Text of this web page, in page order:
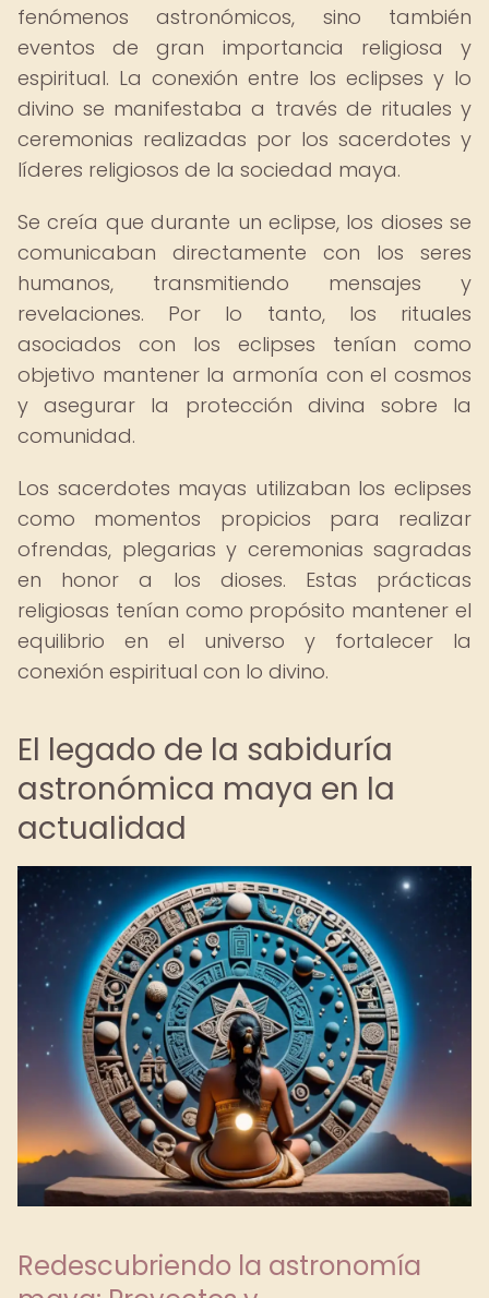
fenómenos astronómicos, sino también
eventos de gran importancia religiosa y
espiritual. La conexión entre los eclipses y lo
divino se manifestaba a través de rituales y
ceremonias realizadas por los sacerdotes y
líderes religiosos de la sociedad maya.
Se creía que durante un eclipse, los dioses se
comunicaban directamente con los seres
humanos, transmitiendo mensajes y
revelaciones. Por lo tanto, los rituales
asociados con los eclipses tenían como
objetivo mantener la armonía con el cosmos
y asegurar la protección divina sobre la
comunidad.
Los sacerdotes mayas utilizaban los eclipses
como momentos propicios para realizar
ofrendas, plegarias y ceremonias sagradas
en honor a los dioses. Estas prácticas
religiosas tenían como propósito mantener el
equilibrio en el universo y fortalecer la
conexión espiritual con lo divino.
El legado de la sabiduría
astronómica maya en la
actualidad
Redescubriendo la astronomía